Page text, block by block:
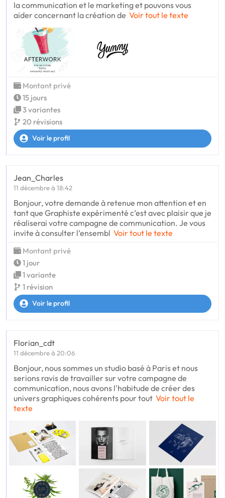
la communication et le marketing et pouvons vous
aider concernant la création de Voir tout le texte
Montant privé
15 jours
3 variantes
20 révisions
Voir le profil
Jean_Charles
11 décembre à 18:42
Bonjour, votre demande à retenue mon attention et en
tant que Graphiste expérimenté c’est avec plaisir que je
réaliserai votre campagne de communication. Je vous
invite à consulter l’ensembl Voir tout le texte
Montant privé
1 jour
1 variante
1 révision
Voir le profil
Florian_cdt
11 décembre à 20:06
Bonjour, nous sommes un studio basé à Paris et nous
serions ravis de travailler sur votre campagne de
communication, nous avons l'habitude de créer des
univers graphiques cohérents pour tout Voir tout le
texte